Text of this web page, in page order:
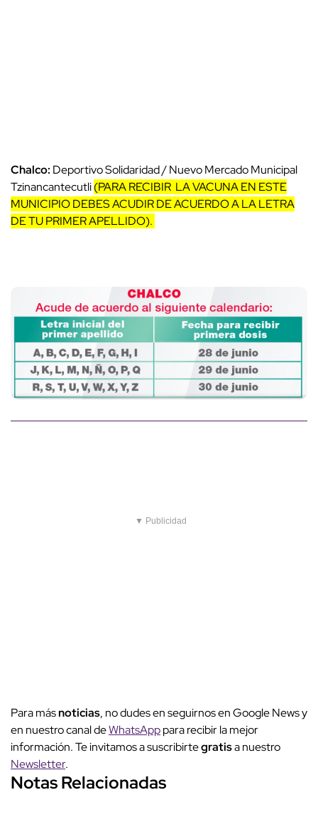
Chalco: Deportivo Solidaridad / Nuevo Mercado Municipal
Tzinancantecutli(PARA RECIBIR LA VACUNA EN ESTE
MUNICIPIO DEBES ACUDIR DE ACUERDO A LA LETRA
DE TU PRIMER APELLIDO).
▼ Publicidad
Para másnoticias, no dudes en seguirnos en Google News y
en nuestro canal deWhatsApppara recibir la mejor
información. Te invitamos a suscribirtegratisa nuestro
Newsletter.
Notas Relacionadas